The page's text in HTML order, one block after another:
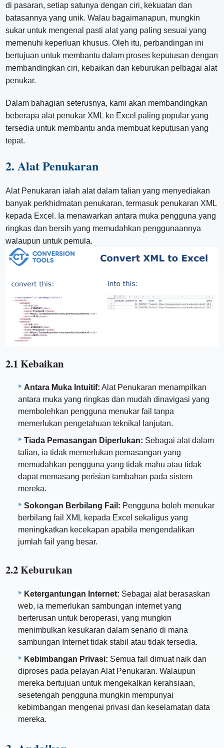
di pasaran, setiap satunya dengan ciri, kekuatan dan
batasannya yang unik. Walau bagaimanapun, mungkin
sukar untuk mengenal pasti alat yang paling sesuai yang
memenuhi keperluan khusus. Oleh itu, perbandingan ini
bertujuan untuk membantu dalam proses keputusan dengan
membandingkan ciri, kebaikan dan keburukan pelbagai alat
penukar.
Dalam bahagian seterusnya, kami akan membandingkan
beberapa alat penukar XML ke Excel paling popular yang
tersedia untuk membantu anda membuat keputusan yang
tepat.
2. Alat Penukaran
Alat Penukaran ialah alat dalam talian yang menyediakan
banyak perkhidmatan penukaran, termasuk penukaran XML
kepada Excel. Ia menawarkan antara muka pengguna yang
ringkas dan bersih yang memudahkan penggunaannya
walaupun untuk pemula.
2.1 Kebaikan
Antara Muka Intuitif: Alat Penukaran menampilkan
antara muka yang ringkas dan mudah dinavigasi yang
membolehkan pengguna menukar fail tanpa
memerlukan pengetahuan teknikal lanjutan.
Tiada Pemasangan Diperlukan: Sebagai alat dalam
talian, ia tidak memerlukan pemasangan yang
memudahkan pengguna yang tidak mahu atau tidak
dapat memasang perisian tambahan pada sistem
mereka.
Sokongan Berbilang Fail: Pengguna boleh menukar
berbilang fail XML kepada Excel sekaligus yang
meningkatkan kecekapan apabila mengendalikan
jumlah fail yang besar.
2.2 Keburukan
Ketergantungan Internet: Sebagai alat berasaskan
web, ia memerlukan sambungan internet yang
berterusan untuk beroperasi, yang mungkin
menimbulkan kesukaran dalam senario di mana
sambungan Internet tidak stabil atau tidak tersedia.
Kebimbangan Privasi: Semua fail dimuat naik dan
diproses pada pelayan Alat Penukaran. Walaupun
mereka bertujuan untuk mengekalkan kerahsiaan,
sesetengah pengguna mungkin mempunyai
kebimbangan mengenai privasi dan keselamatan data
mereka.